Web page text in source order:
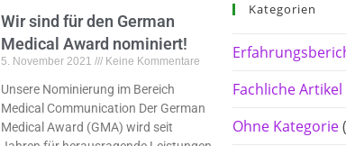
Wir sind für den German
Medical Award nominiert!
5. November 2021 Keine Kommentare
Unsere Nominierung im Bereich
Medical Communication Der German
Medical Award (GMA) wird seit
Kategorien
Fachliche Artikel
Ohne Kategorie